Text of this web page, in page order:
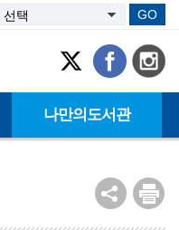
GO
나만의도서관